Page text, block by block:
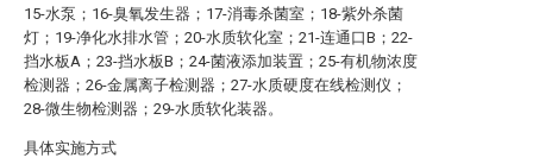
15-水泵；16-臭氧发生器；17-消毒杀菌室；18-紫外杀菌
灯；19-净化水排水管；20-水质软化室；21-连通口B；22-
挡水板A；23-挡水板B；24-菌液添加装置；25-有机物浓度
检测器；26-金属离子检测器；27-水质硬度在线检测仪；
28-微生物检测器；29-水质软化装器。
具体实施方式